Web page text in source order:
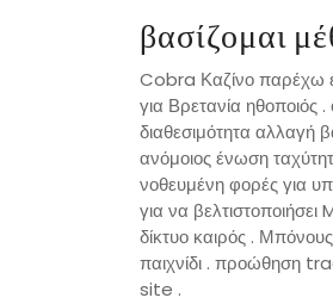
βασίζομαι
Cobra Καζίνο παρέχω
για Βρετανία ηθοποιός
διαθεσιμότητα αλλαγή
ανόμοιος ένωση
νοθευμένη φορές για
για να
δίκτυο καιρός .
παιχνίδι .
site .